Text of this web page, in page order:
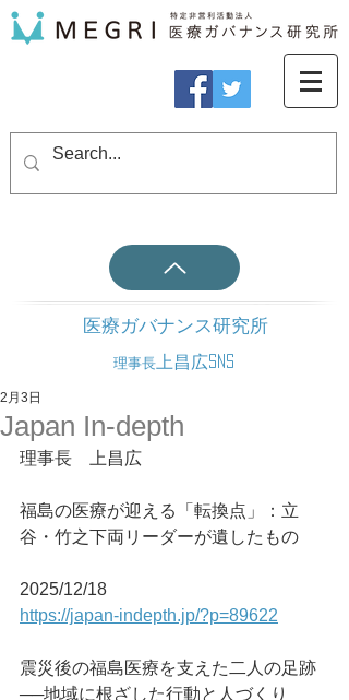
医療ガバナンス研究所
理事長 上昌広SNS
Japan In-depth
2月3日
理事長　上昌広
福島の医療が迎える「転換点」：立
谷・竹之下両リーダーが遺したもの
2025/12/18
https://japan-indepth.jp/?p=89622
震災後の福島医療を支えた二人の足跡
──地域に根ざした行動と人づくり